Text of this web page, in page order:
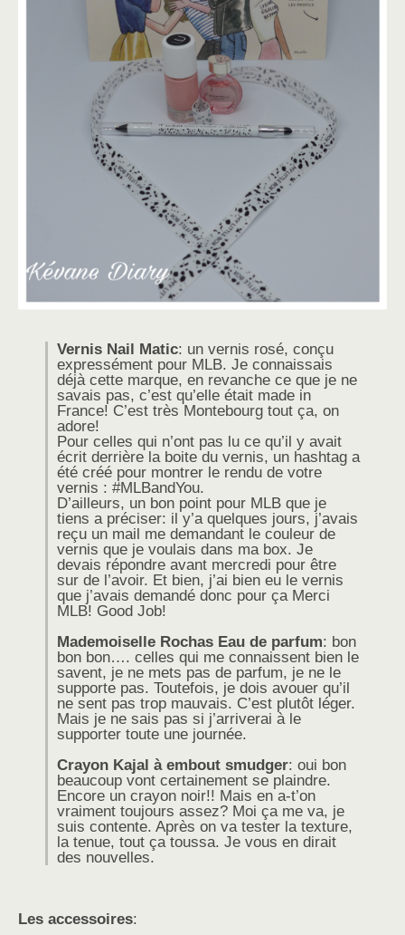
Vernis Nail Matic: un vernis rosé, conçu
expressément pour MLB. Je connaissais
déjà cette marque, en revanche ce que je ne
savais pas, c’est qu’elle était made in
France! C’est très Montebourg tout ça, on
adore!
Pour celles qui n’ont pas lu ce qu’il y avait
écrit derrière la boite du vernis, un hashtag a
été créé pour montrer le rendu de votre
vernis : #MLBandYou.
D’ailleurs, un bon point pour MLB que je
tiens a préciser: il y’a quelques jours, j’avais
reçu un mail me demandant le couleur de
vernis que je voulais dans ma box. Je
devais répondre avant mercredi pour être
sur de l’avoir. Et bien, j’ai bien eu le vernis
que j’avais demandé donc pour ça Merci
MLB! Good Job!
Mademoiselle Rochas Eau de parfum: bon
bon bon…. celles qui me connaissent bien le
savent, je ne mets pas de parfum, je ne le
supporte pas. Toutefois, je dois avouer qu’il
ne sent pas trop mauvais. C’est plutôt léger.
Mais je ne sais pas si j’arriverai à le
supporter toute une journée.
Crayon Kajal à embout smudger: oui bon
beaucoup vont certainement se plaindre.
Encore un crayon noir!! Mais en a-t’on
vraiment toujours assez? Moi ça me va, je
suis contente. Après on va tester la texture,
la tenue, tout ça toussa. Je vous en dirait
des nouvelles.
Les accessoires: